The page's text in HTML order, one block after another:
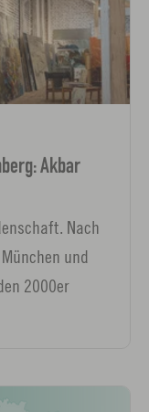
Akbar
Nach
und
2000er